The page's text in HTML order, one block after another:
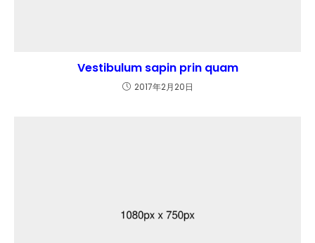
Vestibulum sapin prin quam
2017年2月20日